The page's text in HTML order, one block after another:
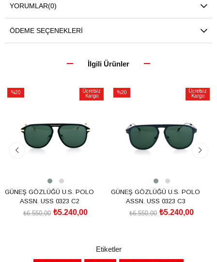
YORUMLAR(0)
ÖDEME SEÇENEKLERI
İlgili Ürünler
%20
Ücretsiz
Kargo
GÜNEŞ GÖZLÜĞÜ U.S. POLO
ASSN. USS 0323 C2
₺5.240,00
₺6.550,00
%20
Ücretsiz
Kargo
GÜNEŞ GÖZLÜĞÜ U.S. POLO
ASSN. USS 0323 C3
₺5.240,00
₺6.550,00
Etiketler